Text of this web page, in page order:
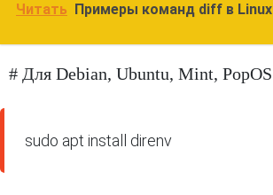
Читать Примеры команд diff в Linux
# Для Debian, Ubuntu, Mint, PopOS
sudo apt install direnv